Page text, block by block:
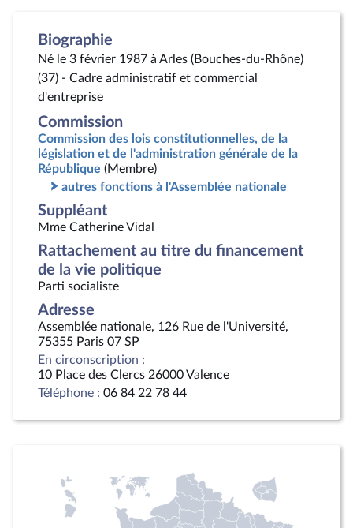
Biographie
Né le 3 février 1987 à Arles (Bouches-du-Rhône)
(37) - Cadre administratif et commercial
d'entreprise
Commission
Commission des lois constitutionnelles, de la
législation et de l'administration générale de la
République (Membre)
autres fonctions à l'Assemblée nationale
Suppléant
Mme Catherine Vidal
Rattachement au titre du financement
de la vie politique
Parti socialiste
Adresse
Assemblée nationale, 126 Rue de l'Université,
75355 Paris 07 SP
En circonscription :
10 Place des Clercs 26000 Valence
Téléphone : 06 84 22 78 44